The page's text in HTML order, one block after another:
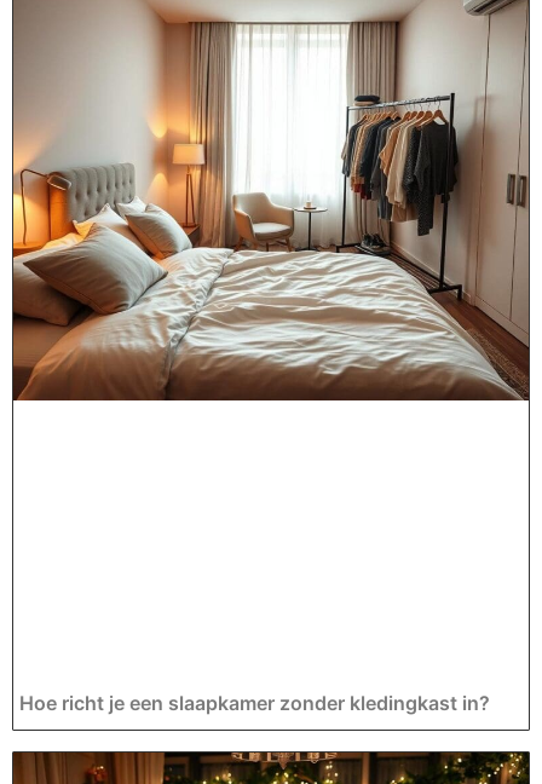
Hoe richt je een slaapkamer zonder kledingkast in?